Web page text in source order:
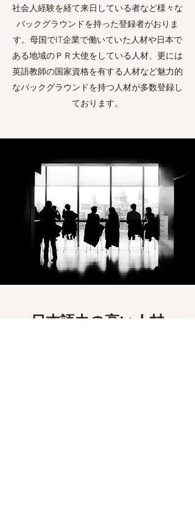
社会人経験を経て来日している者など様々な
バックグラウンドを持った登録者がおりま
す。母国でIT企業で働いていた人材や日本で
ある地域のＰＲ大使をしている人材、更には
英語教師の国家資格を有する人材など魅力的
なバックグラウンドを持つ人材が多数登録し
ております。
日本語力の高い人材